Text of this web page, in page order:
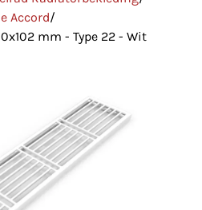
Accord/
mm - Type 22 - Wit